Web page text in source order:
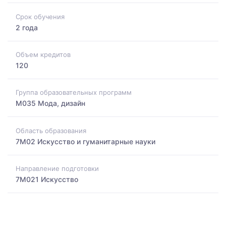
Срок обучения
2 года
Объем кредитов
120
Группа образовательных программ
M035 Мода, дизайн
Область образования
7M02 Искусство и гуманитарные науки
Направление подготовки
7M021 Искусство